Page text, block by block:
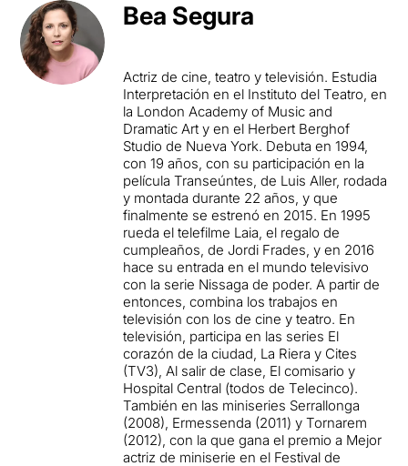
Bea Segura
Actriz de cine, teatro y televisión. Estudia
Interpretación en el Instituto del Teatro, en
la London Academy of Music and
Dramatic Art y en el Herbert Berghof
Studio de Nueva York. Debuta en 1994,
con 19 años, con su participación en la
película Transeúntes, de Luis Aller, rodada
y montada durante 22 años, y que
finalmente se estrenó en 2015. En 1995
rueda el telefilme Laia, el regalo de
cumpleaños, de Jordi Frades, y en 2016
hace su entrada en el mundo televisivo
con la serie Nissaga de poder. A partir de
entonces, combina los trabajos en
televisión con los de cine y teatro. En
televisión, participa en las series El
corazón de la ciudad, La Riera y Cites
(TV3), Al salir de clase, El comisario y
Hospital Central (todos de Telecinco).
También en las miniseries Serrallonga
(2008), Ermessenda (2011) y Tornarem
(2012), con la que gana el premio a Mejor
actriz de miniserie en el Festival de